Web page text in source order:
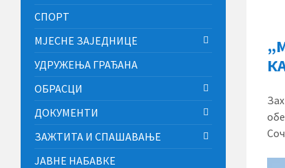
СПОРТ
МЈЕСНЕ ЗАЈЕДНИЦЕ
УДРУЖЕЊА ГРАЂАНА
ОБРАСЦИ
ДОКУМЕНТИ
ЗАЖТИТА И СПАШАВАЊЕ
ЈАВНЕ НАБАВКЕ